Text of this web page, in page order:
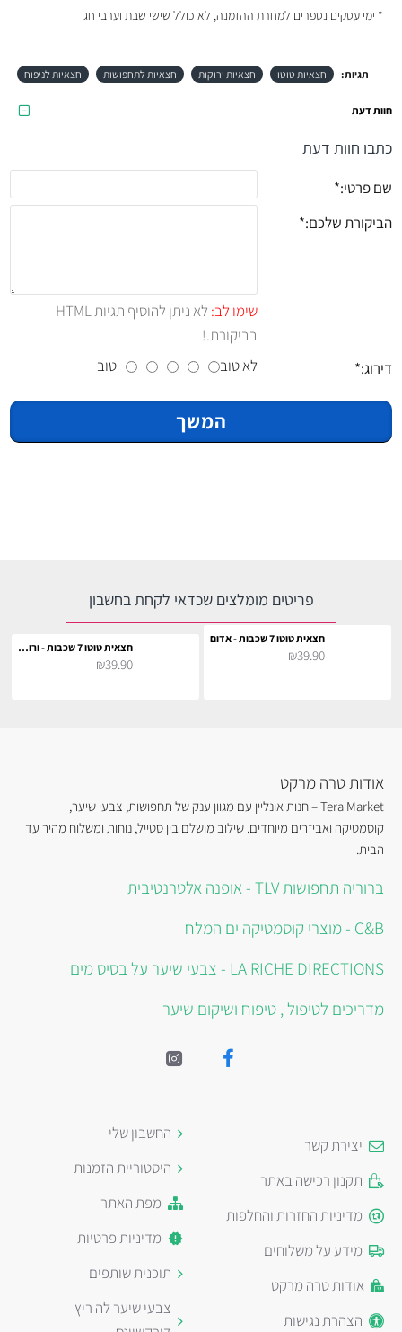
* ימי עסקים נספרים למחרת ההזמנה, לא כולל שישי שבת וערבי חג
תגיות: חצאיות טוטו חצאיות ירוקות חצאיות לתחפושות חצאיות לניפוח
חוות דעת
כתבו חוות דעת
שם פרטי:
הביקורת שלכם:
שימו לב:
לא ניתן להוסיף תגיות HTML
בביקורת.!
דירוג:
לא טוב טוב
המשך
פריטים מומלצים שכדאי לקחת בחשבון
חצאית טוטו 7 שכבות - אדום
₪39.90 חצאית טוטו 7 שכבות - ורוד בייבי
₪39.90
אודות טרה מרקט
Tera Market – חנות אונליין עם מגוון ענק של תחפושות, צבעי שיער,
קוסמטיקה ואביזרים מיוחדים. שילוב מושלם בין סטייל, נוחות ומשלוח מהיר עד
הבית.
ברוריה תחפושות TLV - אופנה אלטרנטיבית
C&B - מוצרי קוסמטיקה ים המלח
LA RICHE DIRECTIONS - צבעי שיער על בסיס מים
מדריכים לטיפול , טיפוח ושיקום שיער
יצירת קשר
תקנון רכישה באתר
מדיניות החזרות והחלפות
מידע על משלוחים
אודות טרה מרקט
הצהרת נגישות
החשבון שלי
היסטוריית הזמנות
מפת האתר
מדיניות פרטיות
תוכנית שותפים
צבעי שיער לה ריץ